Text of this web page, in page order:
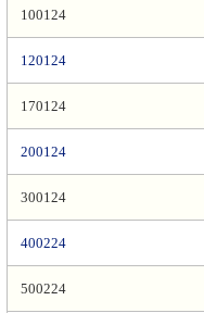
100124
120124
170124
200124
300124
400224
500224